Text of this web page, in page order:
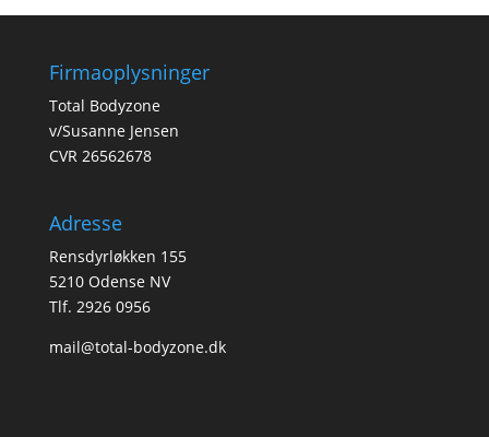
Firmaoplysninger
Total Bodyzone
v/Susanne Jensen
CVR 26562678
Adresse
Rensdyrløkken 155
5210 Odense NV
Tlf. 2926 0956
mail@total-bodyzone.dk